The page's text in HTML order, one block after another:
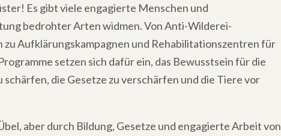
Es gibt viele engagierte Menschen und
bedrohter Arten widmen. Von Anti-Wilderei-
zu Aufklärungskampagnen und Rehabilitationszentren für
setzen sich dafür ein, das Bewusstsein für die
die Gesetze zu verschärfen und die Tiere vor
aber durch Bildung, Gesetze und engagierte Arbeit von